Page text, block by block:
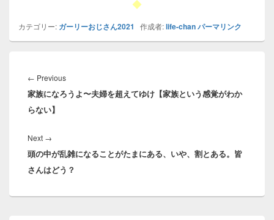
◆
カテゴリー: ガーリーおじさん2021 作成者:life-chanパーマリンク
稿
ナ
ビ
ゲ
シ
ョ
ン
← PreviousPrevious
post:
家族になろうよ〜夫婦を超えてゆけ【家族という感覚がわか
らない】
Next →
post:
頭の中が乱雑になることがたまにある、いや、割とある。皆
さんはどう？